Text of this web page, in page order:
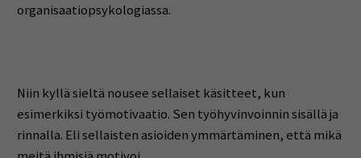
organisaatiopsykologiassa.
Niin kyllä sieltä nousee sellaiset käsitteet, kun
esimerkiksi työmotivaatio. Sen työhyvinvoinnin sisällä ja
rinnalla. Eli sellaisten asioiden ymmärtäminen, että mikä